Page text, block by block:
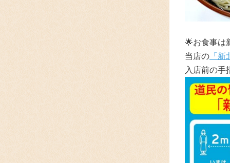
🌟お食事は
当店の 「
入店前の手